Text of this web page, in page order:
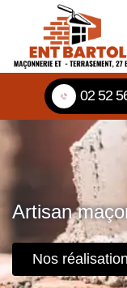
02 52
Artisan
Nos